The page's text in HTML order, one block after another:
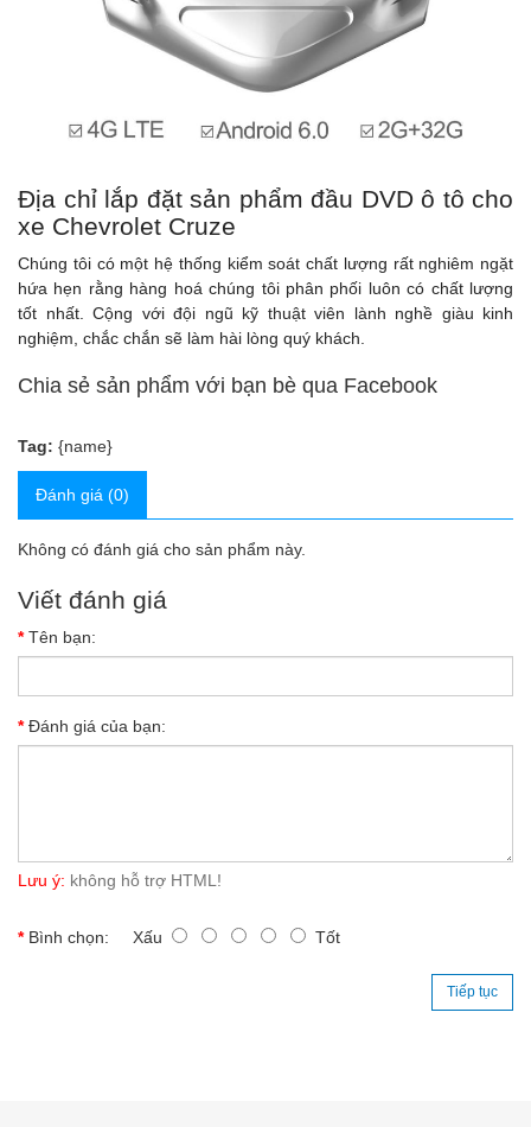
Địa chỉ lắp đặt sản phẩm đầu DVD ô tô cho
xe Chevrolet Cruze
Chúng tôi có một hệ thống kiểm soát chất lượng rất nghiêm ngặt
hứa hẹn rằng hàng hoá chúng tôi phân phối luôn có chất lượng
tốt nhất. Cộng với đội ngũ kỹ thuật viên lành nghề giàu kinh
nghiệm, chắc chắn sẽ làm hài lòng quý khách.
Chia sẻ sản phẩm với bạn bè qua Facebook
Tag: {name}
Đánh giá (0)
Không có đánh giá cho sản phẩm này.
Viết đánh giá
Tên bạn:
Đánh giá của bạn:
Lưu ý: không hỗ trợ HTML!
Bình chọn: Xấu Tốt
Tiếp tục